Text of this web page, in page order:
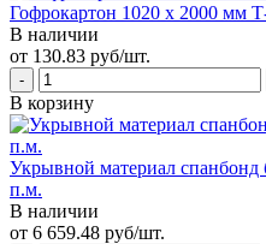
Гофрокартон 1020 х 2000 мм
В наличии
от 130.83 руб/шт.
В корзину
Укрывной материал
п.м.
В наличии
от 6 659.48 руб/шт.